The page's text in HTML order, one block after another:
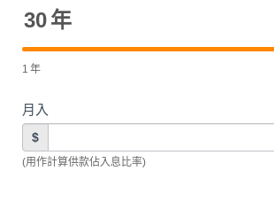
30年
1 年
月入
$
(用作計算供款佔入息比率)